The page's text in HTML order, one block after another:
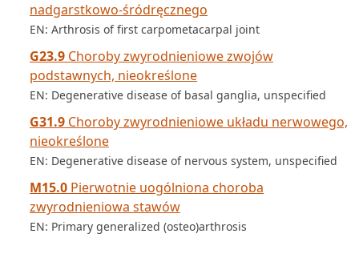
nadgarstkowo-śródręcznego
EN: Arthrosis of first carpometacarpal joint
G23.9 Choroby zwyrodnieniowe zwojów
podstawnych, nieokreślone
EN: Degenerative disease of basal ganglia, unspecified
G31.9 Choroby zwyrodnieniowe układu nerwowego,
nieokreślone
EN: Degenerative disease of nervous system, unspecified
M15.0 Pierwotnie uogólniona choroba
zwyrodnieniowa stawów
EN: Primary generalized (osteo)arthrosis